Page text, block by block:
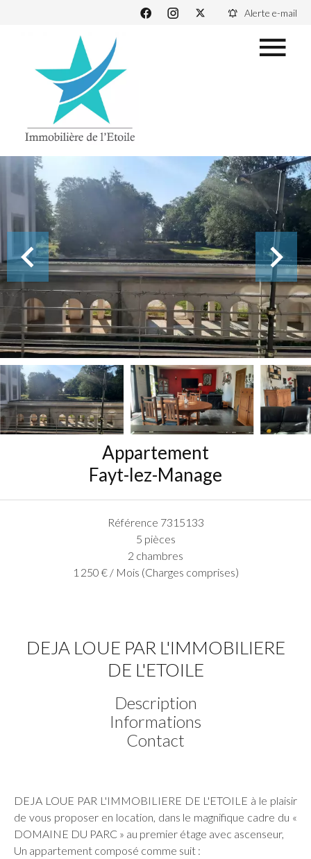
Alerte e-mail
Appartement
Fayt-lez-Manage
Référence 7315133
5 pièces
2 chambres
1 250 € / Mois (Charges comprises)
DEJA LOUE PAR L'IMMOBILIERE
DE L'ETOILE
Description
Informations
Contact
DEJA LOUE PAR L'IMMOBILIERE DE L'ETOILE à le plaisir
de vous proposer en location, dans le magnifique cadre du «
DOMAINE DU PARC » au premier étage avec ascenseur,
Un appartement composé comme suit :